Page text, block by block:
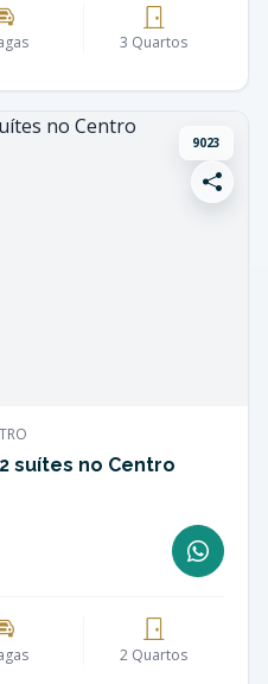
3 Quartos
9023
suítes no Centro
2 Quartos